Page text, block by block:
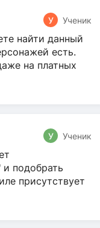
У Ученик
найти данный
есть.
на платных
У Ученик
подобрать
присутствует